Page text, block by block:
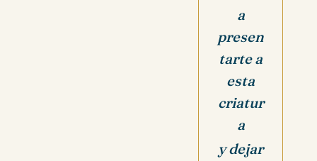
a
presen
tarte a
esta
criatur
a
y dejar